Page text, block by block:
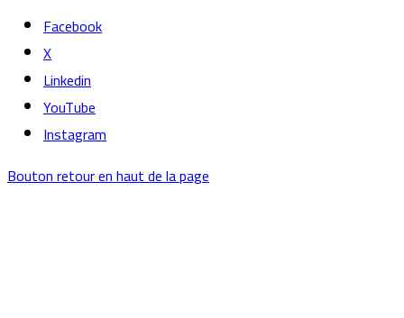
Facebook
X
Linkedin
YouTube
Instagram
Bouton retour en haut de la page